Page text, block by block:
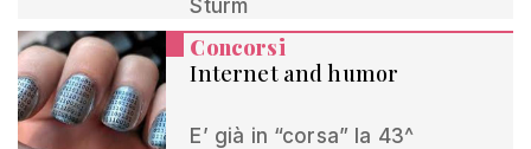
Sturm
Concorsi
Internet and humor
E’ già in “corsa” la 43^